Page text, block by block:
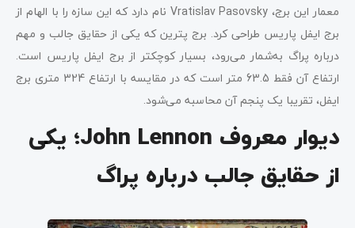
معمار این برج، Vratislav Pasovsky نام دارد که این سازه را با الهام از
برج ایفل پاریس طراحی کرد. برج پترین که یکی از حقایق جالب و مهم
درباره پراگ به‌شمار می‌رود، بسیار کوچکتر از برج ایفل پاریس است.
ارتفاع آن فقط 63.5 متر است که در مقایسه با ارتفاع 324 متری برج
ایفل، تقریبا یک پنجم آن محاسبه می‌شود.
دیوار معروف John Lennon؛ یکی
از حقایق جالب درباره پراگ